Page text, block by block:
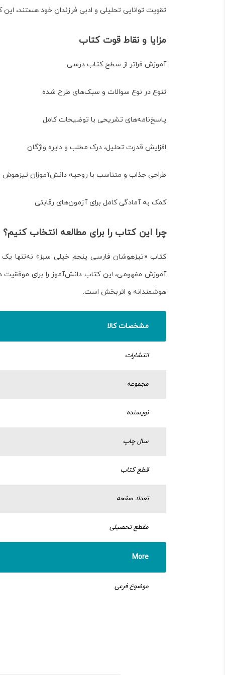
تقویت توانایی تحلیلی و ادبی فرزندان خود
مزایا و نقاط قوت کتاب
آموزش فراتر از سطح کتاب درسی
تنوع در نوع سوالات و سبک‌های طرح شده
پاسخ‌نامه‌های تشریحی با توضیحات کامل
افزایش قدرت تحلیل، درک مطلب و دایره واژگان
طراحی جذاب و متناسب با روحیه دانش‌آموزان تیزهوش
کمک به آمادگی کامل برای آزمون‌های رقابتی
چرا این کتاب را برای مطالعه انتخاب کنیم؟
کتاب «تیزهوشان فارسی پنجم خیلی سبز» نه‌تنها
آموزش مفهومی، این کتاب دانش‌آموز را برای
هوشمندانه و اثربخش است.
مشخصات کالا
انتشارات
مجموعه
نویسنده
سال چاپ
قطع کتاب
تعداد صفحه
مقطع تحصیلی
More
موضوع فرعی